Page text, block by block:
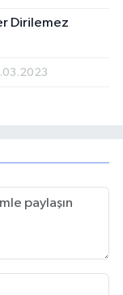
Dirilemez